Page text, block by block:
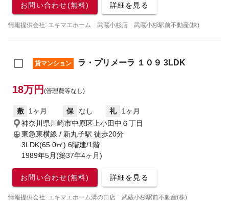
お問い合わせ(無料) 詳細を見る
情報提供会社: エキマエホーム 武蔵小杉店 武蔵小杉駅前不動産(株)
貸マンション ラ・プリメーラ １０９ 3LDK
18万円 (管理費等なし)
敷 1ヶ月 保 なし 礼
1ヶ月
神奈川県川崎市中原区上小田中６丁目
東急東横線 / 新丸子駅 徒歩20分
3LDK(65.0㎡) 6階建/1階
1989年5月(築37年4ヶ月)
お問い合わせ(無料) 詳細を見る
情報提供会社: エキマエホーム溝の口店 武蔵小杉駅前不動産(株)